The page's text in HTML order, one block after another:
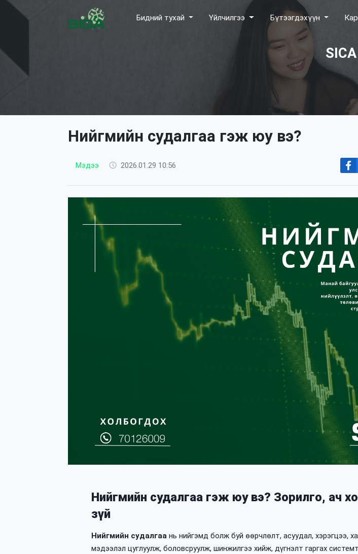
Бидний тухай Үйлчилгээ Бүтээгдэхүүн
SICA
Нийгмийн судалгаа гэж юу вэ?
Мэдээ 2026.01.29 10:56
Нийгмийн судалгаа гэж юу вэ? Зорилго, ач
зүй
Нийгмийн судалгаа нь нийгэмд болж буй өөрчлөлт, асуудал, хэрэгцээ,
мэдээлэл цуглуулж, боловсруулж, шинжилгээ хийж, дүгнэлт гаргах